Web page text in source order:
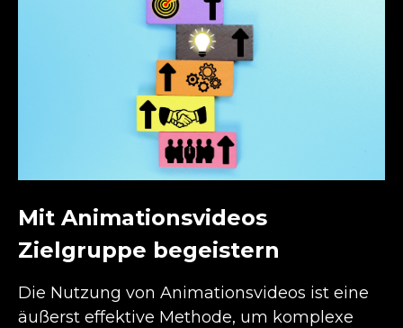
Mit Animationsvideos
Zielgruppe begeistern
Die Nutzung von Animationsvideos ist eine
äußerst effektive Methode, um komplexe